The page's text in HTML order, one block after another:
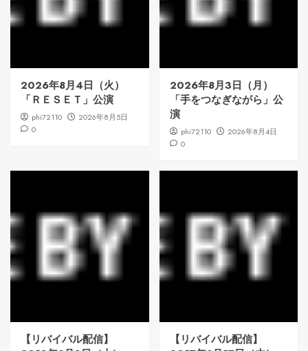
2026年8月4日（火）
「ＲＥＳＥＴ」公演
phi72110
2026年8月5日
0
2026年8月3日（月）
「手をつなぎながら」公
演
phi72110
2026年8月4日
0
【リバイバル配信】
【リバイバル配信】